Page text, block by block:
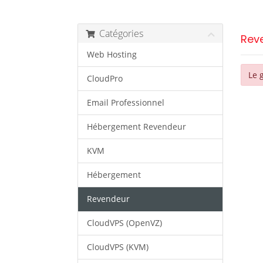
Catégories
Web Hosting
CloudPro
Email Professionnel
Hébergement Revendeur
KVM
Hébergement
Revendeur
CloudVPS (OpenVZ)
CloudVPS (KVM)
Le